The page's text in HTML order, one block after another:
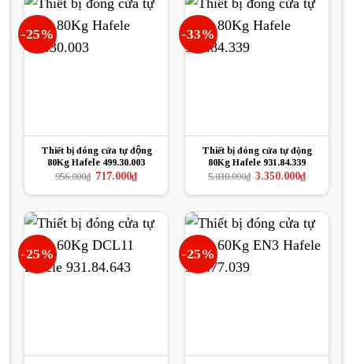
-25%
Thiết bị đóng cửa tự động
80Kg Hafele 499.30.003
956.000₫ Giá
là:
717.000₫Giá
hiện
tại
717.000₫.
-33%
Thiết bị đóng cửa tự động
80Kg Hafele 931.84.339
5.030.000₫ Giá
là:
3.350.000₫Giá
hiện
tại
3.350.000₫.
-25% -25%